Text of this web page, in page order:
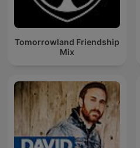
Tomorrowland Friendship
Mix